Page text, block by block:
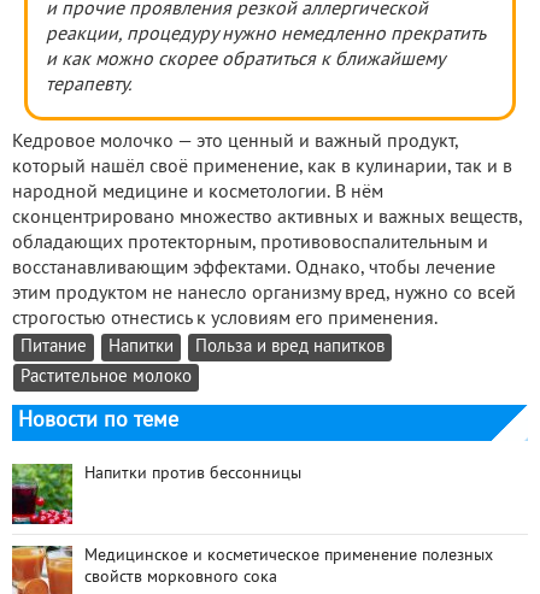
и прочие проявления резкой аллергической
реакции, процедуру нужно немедленно прекратить
и как можно скорее обратиться к ближайшему
терапевту.
Кедровое молочко — это ценный и важный продукт,
который нашёл своё применение, как в кулинарии, так и в
народной медицине и косметологии. В нём
сконцентрировано множество активных и важных веществ,
обладающих протекторным, противовоспалительным и
восстанавливающим эффектами. Однако, чтобы лечение
этим продуктом не нанесло организму вред, нужно со всей
строгостью отнестись к условиям его применения.
Питание Напитки
Польза и вред напитков
Растительное молоко
Новости по теме
Напитки против бессонницы
Медицинское и косметическое применение полезных
свойств морковного сока